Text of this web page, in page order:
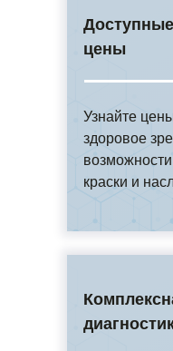
Доступные
цены
Узнайте
здоровое
краски и